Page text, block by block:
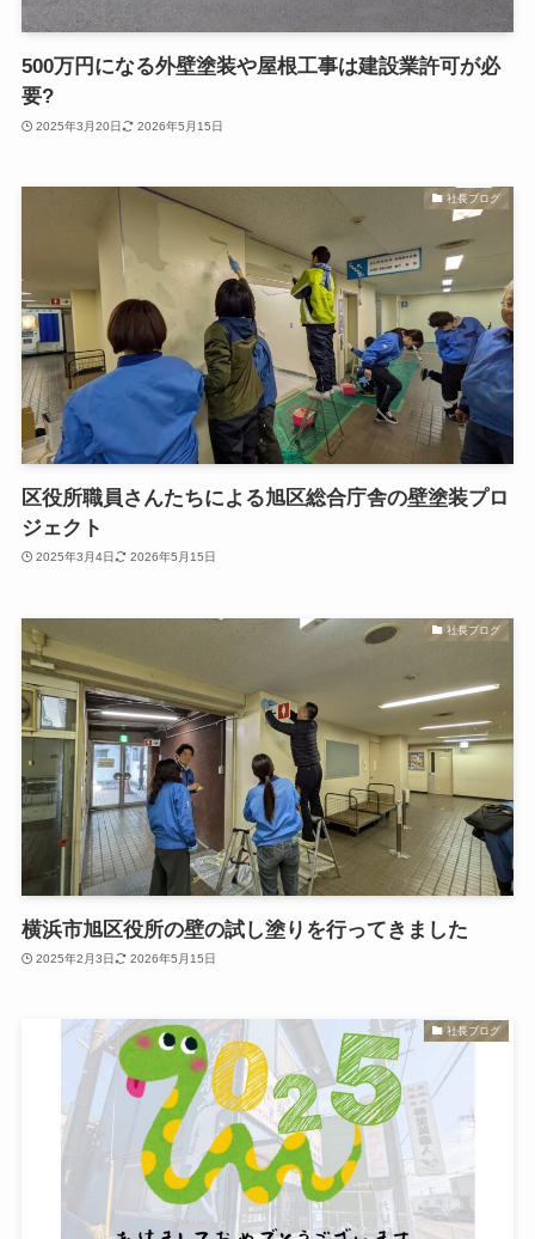
500万円になる外壁塗装や屋根工事は建設業許可が必
要?
2025年3月20日 2026年5月15日
社長ブログ
区役所職員さんたちによる旭区総合庁舎の壁塗装プロ
ジェクト
2025年3月4日 2026年5月15日
社長ブログ
横浜市旭区役所の壁の試し塗りを行ってきました
2025年2月3日 2026年5月15日
社長ブログ